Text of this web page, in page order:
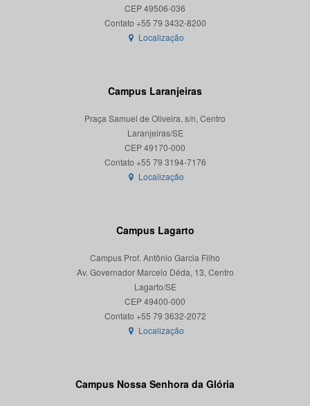
CEP 49506-036
Localização
Campus Laranjeiras
Praça Samuel de Oliveira, s/n, Centro
Laranjeiras/SE
CEP 49170-000
Localização
Campus Lagarto
Campus Prof. Antônio Garcia Filho
Av. Governador Marcelo Déda, 13, Centro
Lagarto/SE
CEP 49400-000
Localização
Campus Nossa Senhora da Glória